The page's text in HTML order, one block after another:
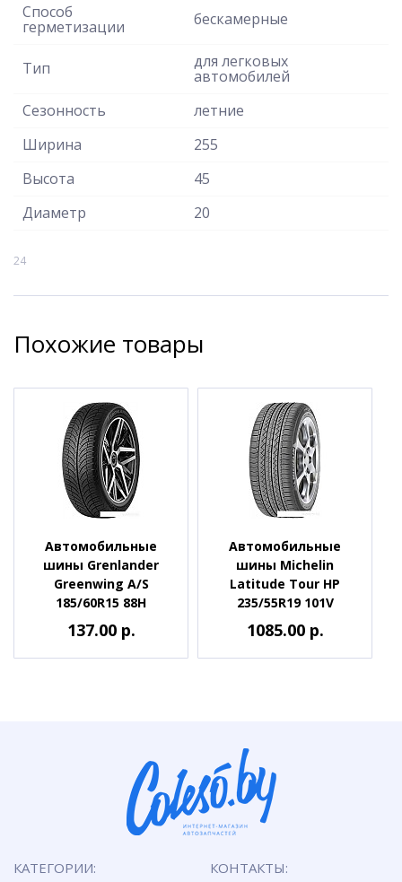
Способ
герметизации бескамерные
Тип для легковых
автомобилей
Сезонность
летние
Ширина
255
Высота
45
Диаметр
20
24
Похожие товары
Автомобильные
шины Grenlander
Greenwing A/S
185/60R15 88H
137.00 р.
Автомобильные
шины Michelin
Latitude Tour HP
235/55R19 101V
1085.00 р.
КАТЕГОРИИ: КОНТАКТЫ: